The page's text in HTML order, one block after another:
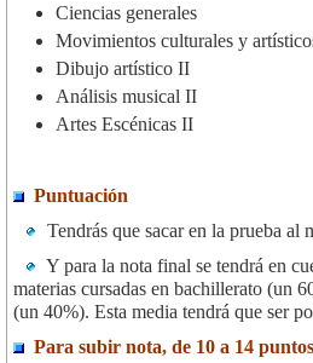
Ciencias generales
Movimientos culturales y
Dibujo artístico II
Análisis musical II
Artes Escénicas II
Puntuación
Tendrás que sacar en la prueba al
Y para la nota final se tendrá en
materias cursadas en bachillerato (un
(un 40%). Esta media tendrá que ser
Para subir nota, de 10 a 14 puntos